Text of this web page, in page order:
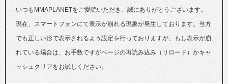
いつもMMAPLANETをご愛読いただき、誠にありがとうございます。
現在、スマートフォンにて表示が崩れる現象が発生しております。当方
でも正しい形で表示されるよう設定を行っておりますが、もし表示が崩
れている場合は、お手数ですがページの再読み込み（リロード）かキャ
ッシュクリアをお試しください。